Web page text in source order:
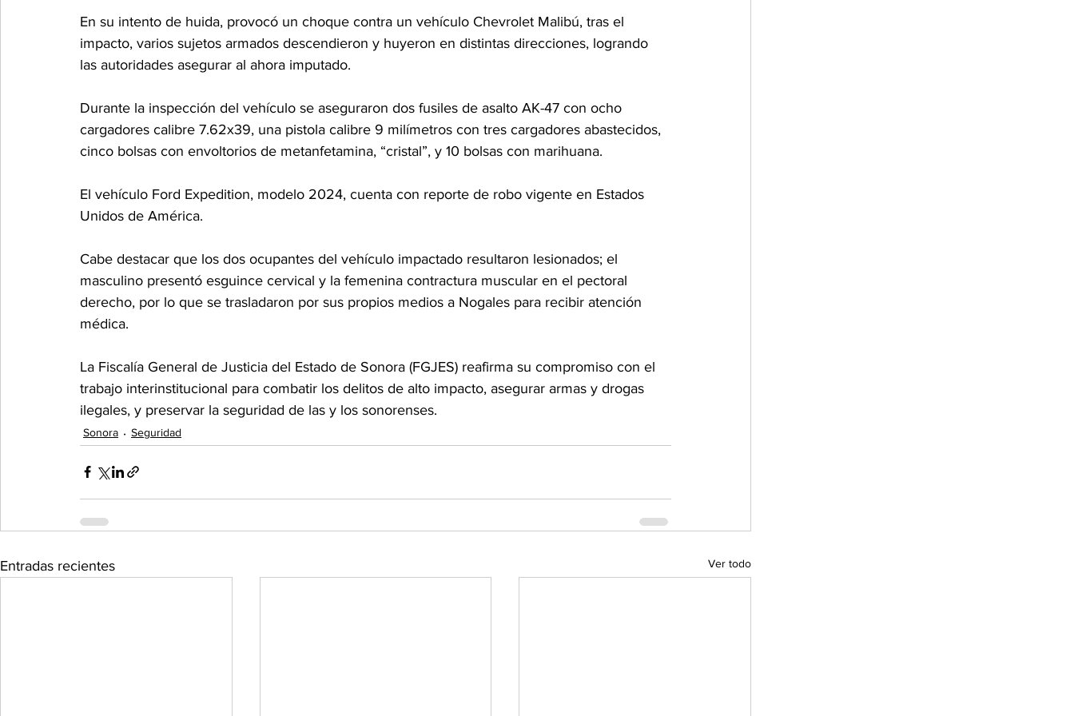
En su intento de huida, provocó un choque contra un vehículo Chevrolet Malibú, tras el
impacto, varios sujetos armados descendieron y huyeron en distintas direcciones, logrando
las autoridades asegurar al ahora imputado.
Durante la inspección del vehículo se aseguraron dos fusiles de asalto AK-47 con ocho
cargadores calibre 7.62x39, una pistola calibre 9 milímetros con tres cargadores abastecidos,
cinco bolsas con envoltorios de metanfetamina, “cristal”, y 10 bolsas con marihuana.
El vehículo Ford Expedition, modelo 2024, cuenta con reporte de robo vigente en Estados
Unidos de América.
Cabe destacar que los dos ocupantes del vehículo impactado resultaron lesionados; el
masculino presentó esguince cervical y la femenina contractura muscular en el pectoral
derecho, por lo que se trasladaron por sus propios medios a Nogales para recibir atención
médica.
La Fiscalía General de Justicia del Estado de Sonora (FGJES) reafirma su compromiso con el
trabajo interinstitucional para combatir los delitos de alto impacto, asegurar armas y drogas
ilegales, y preservar la seguridad de las y los sonorenses.
Sonora Seguridad
Entradas recientes Ver todo